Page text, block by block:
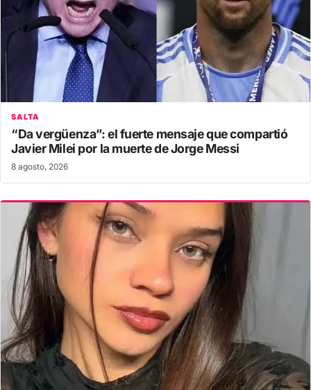
SALTA
“Da vergüenza”: el fuerte mensaje que compartió
Javier Milei por la muerte de Jorge Messi
8 agosto, 2026